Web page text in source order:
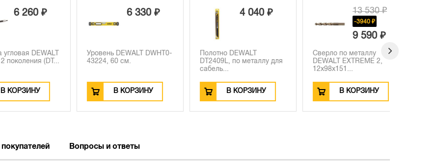
260 ₽
DEWALT
(DT...
6 330 ₽
Уровень DEWALT DWHT0-
43224, 60 см.
В КОРЗИНУ
4 040 ₽
Полотно DEWALT
DT2409L, по металлу для
сабель...
В КОРЗИНУ
13 530 ₽
-3940 ₽
9 590 ₽
Сверло по металлу
DEWALT EXTREME 2,
12x98x151...
В КОРЗИНУ
Вопросы и ответы